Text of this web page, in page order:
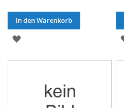
In den Warenkorb
ZUR